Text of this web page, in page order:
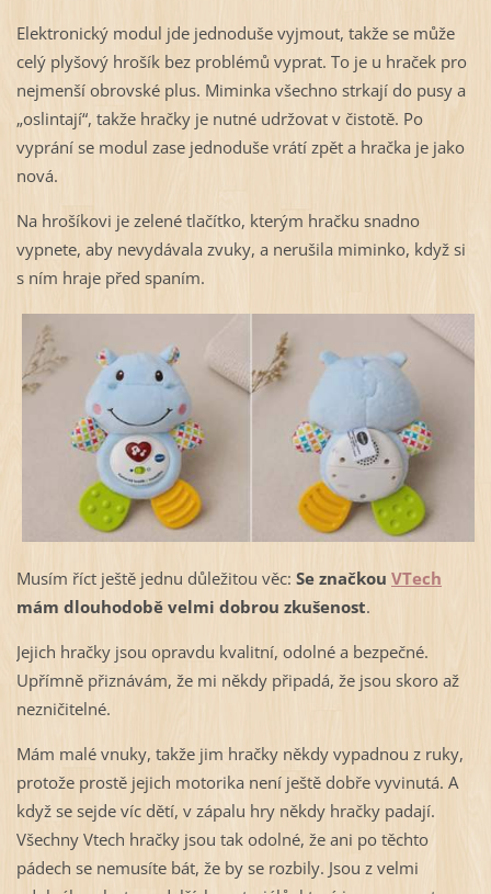
Elektronický modul jde jednoduše vyjmout, takže se může
celý plyšový hrošík bez problémů vyprat. To je u hraček pro
nejmenší obrovské plus. Miminka všechno strkají do pusy a
„oslintají“, takže hračky je nutné udržovat v čistotě. Po
vyprání se modul zase jednoduše vrátí zpět a hračka je jako
nová.
Na hrošíkovi je zelené tlačítko, kterým hračku snadno
vypnete, aby nevydávala zvuky, a nerušila miminko, když si
s ním hraje před spaním.
Musím říct ještě jednu důležitou věc: Se značkou VTech
mám dlouhodobě velmi dobrou zkušenost.
Jejich hračky jsou opravdu kvalitní, odolné a bezpečné.
Upřímně přiznávám, že mi někdy připadá, že jsou skoro až
nezničitelné.
Mám malé vnuky, takže jim hračky někdy vypadnou z ruky,
protože prostě jejich motorika není ještě dobře vyvinutá. A
když se sejde víc dětí, v zápalu hry někdy hračky padají.
Všechny Vtech hračky jsou tak odolné, že ani po těchto
pádech se nemusíte bát, že by se rozbily. Jsou z velmi